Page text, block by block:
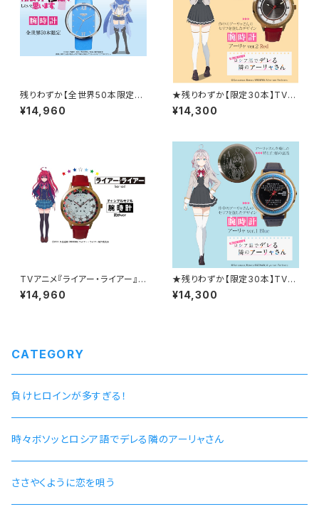
残りわずか【全世界50本限定】
痛いのは嫌なので防御力に極振
りしたいと思います。コラボ腕時
¥14,960
★残りわずか【限定30本】TVア
ニメ 「時々ボソッとロシア語でデ
レる隣のアーリャさん」腕時計
色：レッド 価格13,000円（税
込14,300円）
¥14,300
TVアニメ『ライアー・ライアー』
腕時計 ギャンブルモデル 更紗 v
ersion / シリアルナンバー入り
¥14,960
★残りわずか【限定30本】TVア
ニメ 「時々ボソッとロシア語でデ
レる隣のアーリャさん」腕時計
¥14,300
CATEGORY
負けヒロインが多すぎる！
時々ボソッとロシア語でデレる隣のアーリャさん
ささやくように恋を唄う